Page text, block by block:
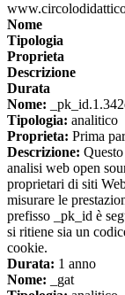
Nome
Tipologia
Proprieta
Descrizione
Durata
Nome:
Tipologia: analitico
Proprieta: Prima
Descrizione:
analisi web open
proprietari di siti
misurare le
prefisso _pk_id è
si ritiene sia un
cookie.
Durata: 1 anno
Nome: _gat